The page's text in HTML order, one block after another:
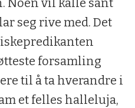
Noen vil kalle sånt
seg rive med. Det
forsamling
til å ta hverandre i
et felles halleluja,